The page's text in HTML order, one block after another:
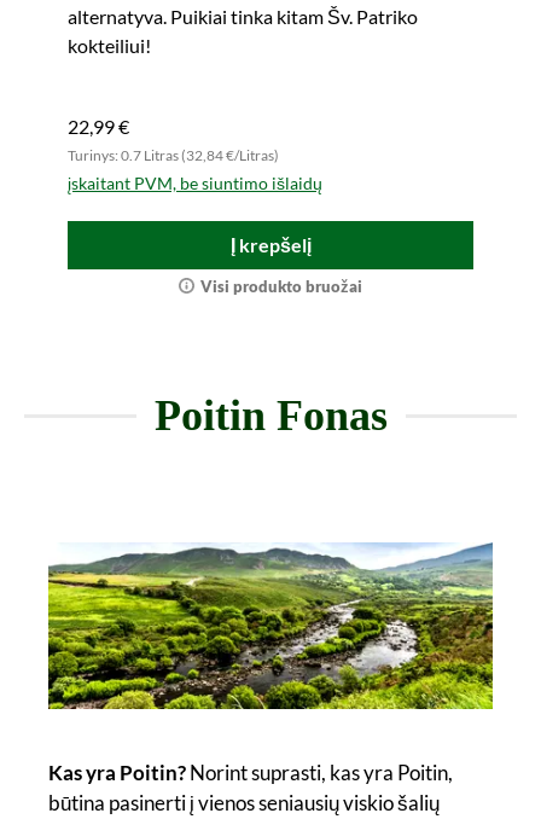
alternatyva. Puikiai tinka kitam Šv. Patriko
kokteiliui!
22,99 €
Turinys: 0.7 Litras (32,84 €/Litras)
įskaitant PVM, be siuntimo išlaidų
Į krepšelį
Visi produkto bruožai
Poitin Fonas
Kas yra Poitin?Norint suprasti, kas yra Poitin,
būtina pasinerti į vienos seniausių viskio šalių